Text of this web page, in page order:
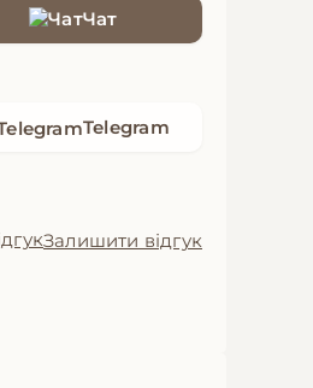
Чат
Telegram
Залишити відгук